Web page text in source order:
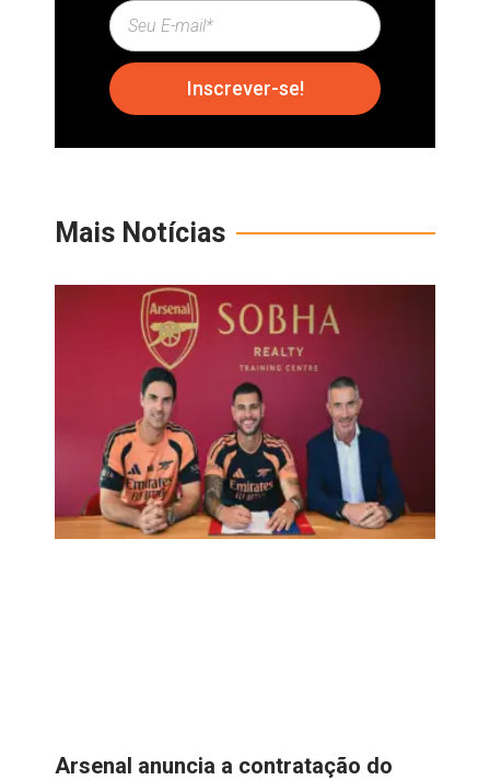
Inscrever-se!
Mais Notícias
Arsenal anuncia a contratação do